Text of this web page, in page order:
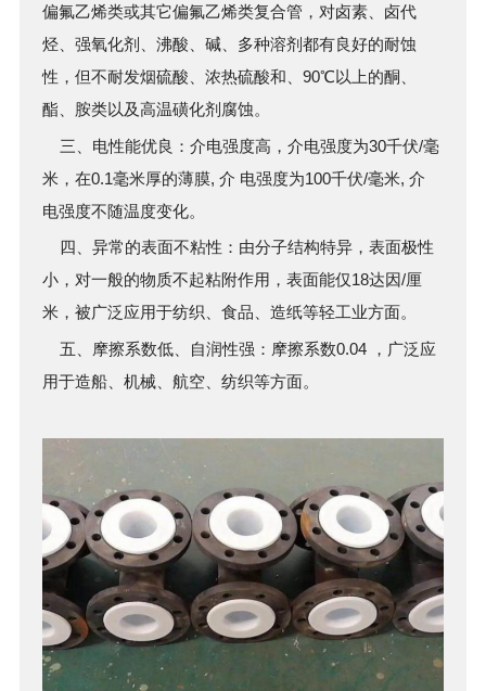
偏氟乙烯类或其它偏氟乙烯类复合管，对卤素、卤代
烃、强氧化剂、沸酸、碱、多种溶剂都有良好的耐蚀
性，但不耐发烟硫酸、浓热硫酸和、90℃以上的酮、
酯、胺类以及高温磺化剂腐蚀。
三、电性能优良：介电强度高，介电强度为30千伏/毫
米，在0.1毫米厚的薄膜, 介 电强度为100千伏/毫米, 介
电强度不随温度变化。
四、异常的表面不粘性：由分子结构特异，表面极性
小，对一般的物质不起粘附作用，表面能仅18达因/厘
米，被广泛应用于纺织、食品、造纸等轻工业方面。
五、摩擦系数低、自润性强：摩擦系数0.04 ，广泛应
用于造船、机械、航空、纺织等方面。